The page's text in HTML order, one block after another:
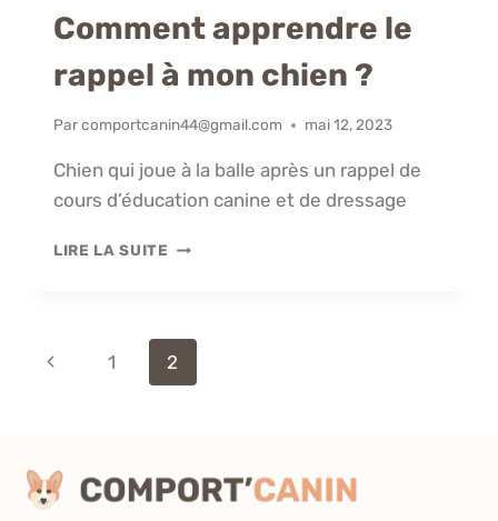
Comment apprendre le
rappel à mon chien ?
Parcomportcanin44@gmail.com mai 12, 2023
Chien qui joue à la balle après un rappel de
cours d’éducation canine et de dressage
LIRE LA SUITE COMMENT
À
MON
CHIEN
Navigation
Page
1 2